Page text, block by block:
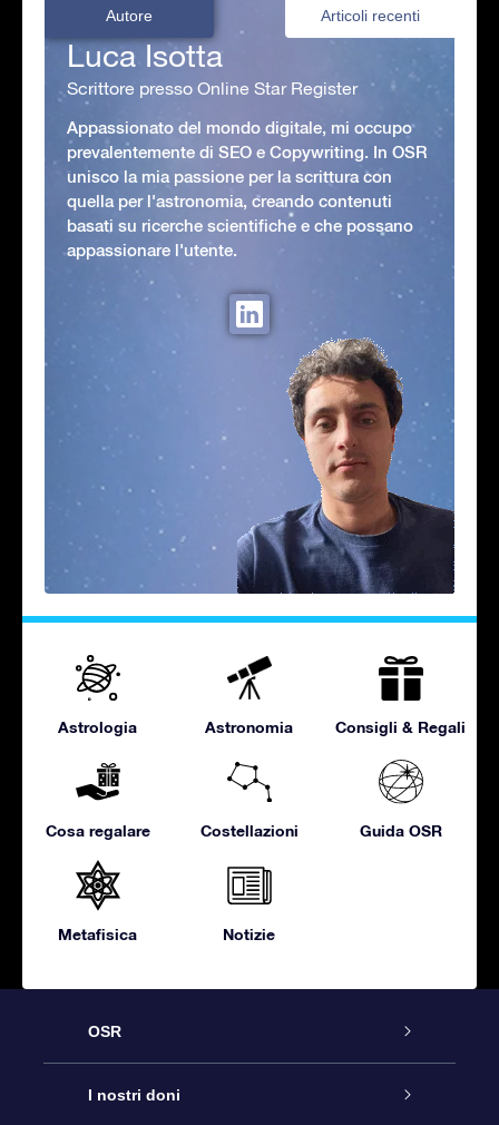
Autore Articoli recenti
Luca Isotta
Scrittore presso Online Star Register
Appassionato del mondo digitale, mi occupo
prevalentemente di SEO e Copywriting. In OSR
unisco la mia passione per la scrittura con
quella per l'astronomia, creando contenuti
basati su ricerche scientifiche e che possano
appassionare l'utente.
Astrologia Astronomia Consigli & Regali
Cosa regalare Costellazioni Guida OSR
Metafisica Notizie
OSR
Assistenza
I nostri doni